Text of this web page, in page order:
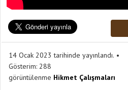
14 Ocak 2023 tarihinde yayınlandı.
Gösterim: 288
görüntülenme Hikmet Çalışmaları